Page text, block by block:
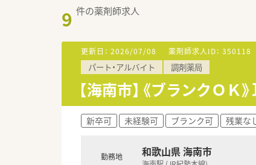
9 件の薬剤師求人
更新日： 2026/07/08 薬剤師求人ID： 350118
パート・アルバイト 調剤薬局
【海南市】《ブランクＯ
新卒可 未経験可 ブランク可 残業な
勤務地 和歌山県 海南市